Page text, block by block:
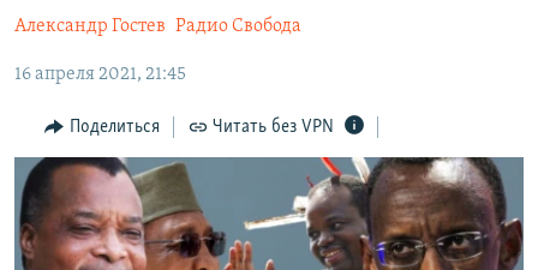
главной
навигации
Вернутся
поиску
11 ЛЕТ ОККУПАЦИИ КРЫМА. 11 ИСТОРИЙ СОПРОТИВЛЕНИЯ
ЕЩЕ
ИНТЕРАКТИВ
ИНФОГРАФИКА
ТЕЛЕПРОЕКТ КРЫМ.РЕАЛИИ
СОВЕТЫ ПРАВОЗАЩИТНИКОВ
ПРОПАВШИЕ БЕЗ ВЕСТИ
РАДІО СВОБОДА
КАК ОБОЙТИ БЛОКИРОВКУ
Українською
Qırımtatar
Александр Гостев Радио Свобода
16 апреля 2021, 21:45
Поделиться Читать без VPN